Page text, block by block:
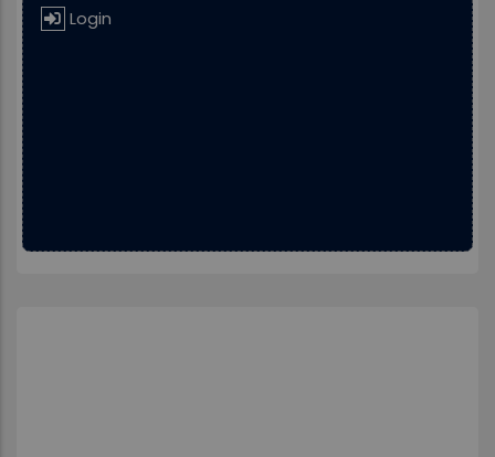
Login